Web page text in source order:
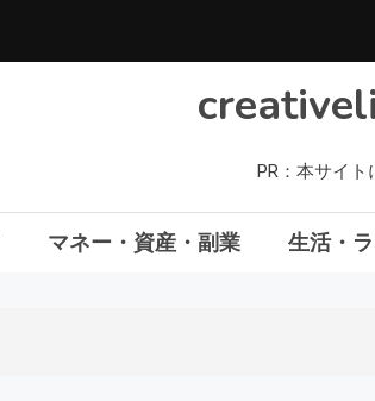
PR：本サイ
マネー・資産・副業 生活・